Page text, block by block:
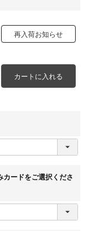
再入荷お知らせ
カートに入れる
カードをご選択くださ